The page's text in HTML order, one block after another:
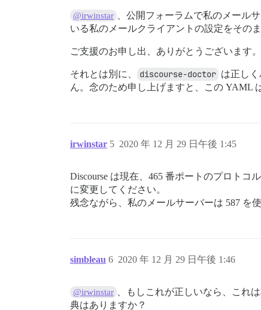
@irwinstar
、公開フォーラムで私のメール
いる私のメールクライアントの設定をその
ご支援のお申し出、ありがとうございます
それとは別に、 discourse-doctor は正し
ん。念のため申し上げますと、この YAML
irwinstar 2020 年 12 月 29 日午後 1:45
5
Discourse は現在、465 番ポートのプロト
に変更してください。
残念ながら、私のメールサーバーは 587 を
simbleau 2020 年 12 月 29 日午後 1:46
6
@irwinstar
、もしこれが正しいなら、これ
典はありますか？